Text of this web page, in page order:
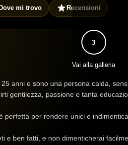
3
Vai alla galleria
Dove mi trovo Recensioni
anni e sono una persona calda,
gentilezza, passione e tanta
perfetta per rendere unici e
e ben fatti, e non dimenticherai